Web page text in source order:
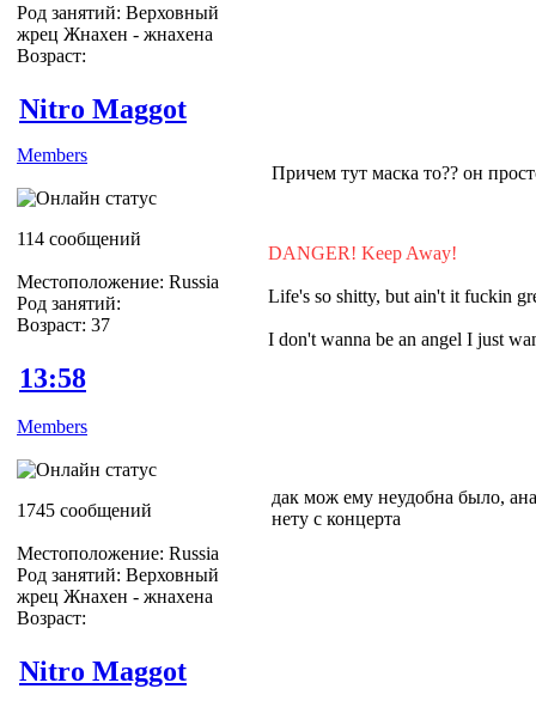
Род занятий: Верховный
жрец Жнахен - жнахена
Возраст:
Nitro Maggot
Members
114 сообщений
Местоположение: Russia
Род занятий:
Возраст: 37
Причем тут маска то?? он
DANGER! Keep Away!
Life's so shitty, but ain't it fuckin
I don't wanna be an angel I just
13:58
Members
1745 сообщений
Местоположение: Russia
Род занятий: Верховный
жрец Жнахен - жнахена
Возраст:
дак мож ему неудобна было,
нету с концерта
Nitro Maggot